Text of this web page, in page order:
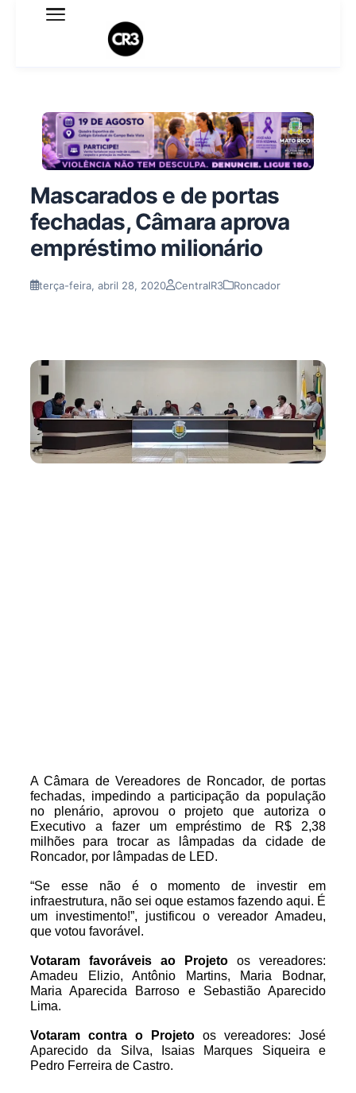
Expediente
Termo de Uso
Sobre o blog
Mascarados e de portas
fechadas, Câmara aprova
empréstimo milionário
terça-feira, abril 28, 2020 CentralR3 Roncador
A Câmara de Vereadores de Roncador, de portas
fechadas, impedindo a participação da população
no plenário, aprovou o projeto que autoriza o
Executivo a fazer um empréstimo de R$ 2,38
milhões para trocar as lâmpadas da cidade de
Roncador, por lâmpadas de LED.
“Se esse não é o momento de investir em
infraestrutura, não sei oque estamos fazendo aqui. É
um investimento!”, justificou o vereador Amadeu,
que votou favorável.
Votaram favoráveis ao Projeto os vereadores:
Amadeu Elizio, Antônio Martins, Maria Bodnar,
Maria Aparecida Barroso e Sebastião Aparecido
Lima.
Votaram contra o Projeto os vereadores: José
Aparecido da Silva, Isaias Marques Siqueira e
Pedro Ferreira de Castro.